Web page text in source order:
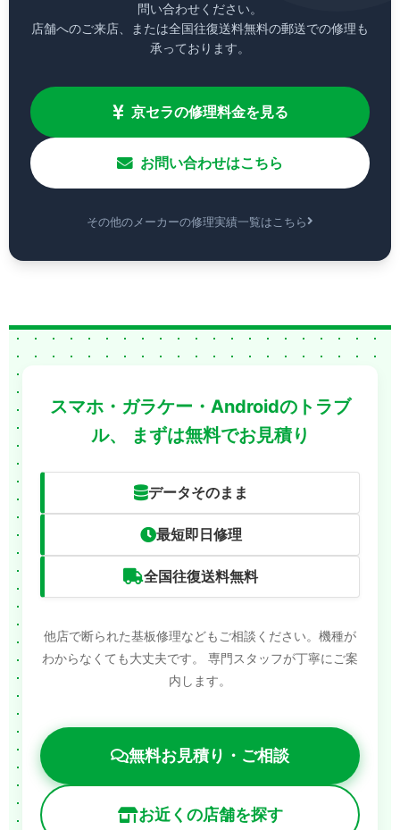
問い合わせください。
店舗へのご来店、または全国往復送料無料の郵送での修理も
承っております。
京セラの修理料金を見る
お問い合わせはこちら
その他のメーカーの修理実績一覧はこちら
スマホ・ガラケー・Androidのトラブ
ル、
まずは無料でお見積り
データそのまま
最短即日修理
全国往復送料無料
他店で断られた基板修理などもご相談ください。機種が
わからなくても大丈夫です。
専門スタッフが丁寧にご案
内します。
無料お見積り・ご相談
お近くの店舗を探す